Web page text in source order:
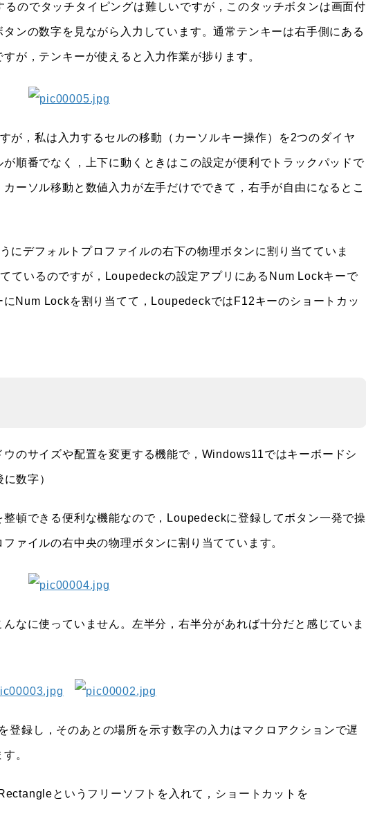
のでタッチタイピングは難しいですが，このタッチボタンは画面付
ンの数字を見ながら入力しています。通常テンキーは右手側にある
が，テンキーが使えると入力作業が捗ります。
が，私は入力するセルの移動（カーソルキー操作）を2つのダイヤ
順番でなく，上下に動くときはこの設定が便利でトラックパッドで
ーソル移動と数値入力が左手だけでできて，右手が自由になるとこ
にデフォルトプロファイルの右下の物理ボタンに割り当てていま
ているのですが，Loupedeckの設定アプリにあるNum Lockキーで
Num Lockを割り当てて，LoupedeckではF12キーのショートカッ
のサイズや配置を変更する機能で，Windows11ではキーボードシ
数字）
頓できる便利な機能なので，Loupedeckに登録してボタン一発で操
ァイルの右中央の物理ボタンに割り当てています。
なに使っていません。左半分，右半分があれば十分だと感じていま
登録し，そのあとの場所を示す数字の入力はマクロアクションで遅
。
というフリーソフトを入れて，ショートカットを